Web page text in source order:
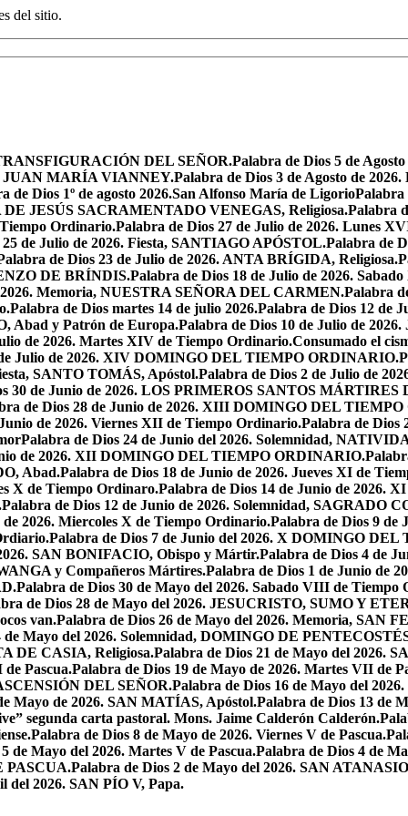
del sitio.
DEL SEÑOR.Palabra de Dios 5 de
JUAN MARÍA VIANNEY.Palabra de Dios 3 de Agosto de
de Dios 1º de agosto 2026.San Alfonso María de LigorioPalabra
JESÚS SACRAMENTADO VENEGAS, Religiosa.Palabra
Ordinario.Palabra de Dios 27 de Julio de 2026. Lunes
de Julio de 2026. Fiesta, SANTIAGO APÓSTOL.Palabra de
de Dios 23 de Julio de 2026. ANTA BRÍGIDA, Religiosa.
DE BRÍNDIS.Palabra de Dios 18 de Julio de 2026.
2026. Memoria, NUESTRA SEÑORA DEL CARMEN.Palabra
Palabra de Dios martes 14 de julio 2026.Palabra de Dios 12 de
Abad y Patrón de Europa.Palabra de Dios 10 de Julio de
de 2026. Martes XIV de Tiempo Ordinario.Consumado el
Julio de 2026. XIV DOMINGO DEL TIEMPO ORDINARIO.
SANTO TOMÁS, Apóstol.Palabra de Dios 2 de Julio de
30 de Junio de 2026. LOS PRIMEROS SANTOS
de Dios 28 de Junio de 2026. XIII DOMINGO DEL
de 2026. Viernes XII de Tiempo Ordinario.Palabra de Dios
Palabra de Dios 24 de Junio del 2026. Solemnidad,
de 2026. XII DOMINGO DEL TIEMPO ORDINARIO.
Abad.Palabra de Dios 18 de Junio de 2026. Jueves XI de
X de Tiempo Ordinaro.Palabra de Dios 14 de Junio de
Palabra de Dios 12 de Junio de 2026. Solemnidad, SAGRADO
2026. Miercoles X de Tiempo Ordinario.Palabra de Dios 9 de
Palabra de Dios 7 de Junio del 2026. X DOMINGO
SAN BONIFACIO, Obispo y Mártir.Palabra de Dios 4 de
y Compañeros Mártires.Palabra de Dios 1 de Junio de
Palabra de Dios 30 de Mayo del 2026. Sabado VIII de Tiempo
de Dios 28 de Mayo del 2026. JESUCRISTO, SUMO Y
van.Palabra de Dios 26 de Mayo del 2026. Memoria, SAN
de Mayo del 2026. Solemnidad, DOMINGO DE
DE CASIA, Religiosa.Palabra de Dios 21 de Mayo del 2026.
Pascua.Palabra de Dios 19 de Mayo de 2026. Martes VII de
DEL SEÑOR.Palabra de Dios 16 de Mayo del
Mayo de 2026. SAN MATÍAS, Apóstol.Palabra de Dios 13 de
segunda carta pastoral. Mons. Jaime Calderón Calderón.
Palabra de Dios 8 de Mayo de 2026. Viernes V de Pascua.
de Mayo del 2026. Martes V de Pascua.Palabra de Dios 4 de
PASCUA.Palabra de Dios 2 de Mayo del 2026. SAN
del 2026. SAN PÍO V, Papa.